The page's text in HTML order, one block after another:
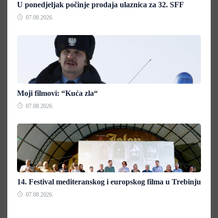
U ponedjeljak počinje prodaja ulaznica za 32. SFF
07.08.2026.
Moji filmovi: “Kuća zla“
07.08.2026.
14. Festival mediteranskog i europskog filma u Trebinju
07.08.2026.